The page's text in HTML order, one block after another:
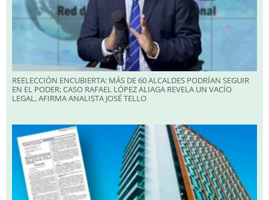
REELECCIÓN ENCUBIERTA: MÁS DE 60 ALCALDES PODRÍAN SEGUIR
EN EL PODER; CASO RAFAEL LÓPEZ ALIAGA REVELA UN VACÍO
LEGAL, AFIRMA ANALISTA JOSÉ TELLO